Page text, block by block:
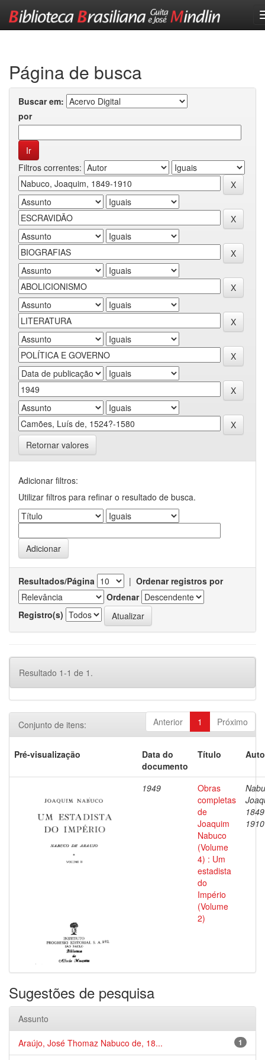
Página de busca
Buscar em:
por
Filtros correntes:
Retornar valores
Adicionar filtros:
Utilizar filtros para refinar o resultado de busca.
Resultados/Página | Ordenar registros por
Ordenar
Registro(s)
Resultado 1-1 de 1.
Anterior 1 Próximo
Conjunto de itens:
Pré-visualização
Data do
documento
Título
1949
Obras
completas
de
Joaquim
Nabuco
(Volume
4) : Um
estadista
do
Império
(Volume
2)
1910
Sugestões de pesquisa
Assunto
1
Araújo, José Thomaz Nabuco de, 18...